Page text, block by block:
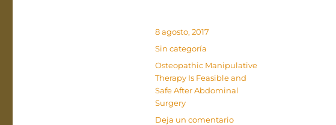
Publicado
el
8 agosto, 2017
Categorías
Sin categoría
Etiquetas
Osteopathic Manipulative
Therapy Is Feasible and
Safe After Abdominal
Surgery
Deja un comentarioen